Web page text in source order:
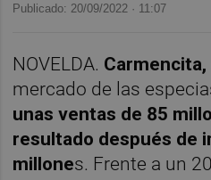
Publicado: 20/09/2022 · 11:07
NOVELDA. Carmencita,
mercado de las
unas ventas de 85
resultado después de
millones. Frente a un